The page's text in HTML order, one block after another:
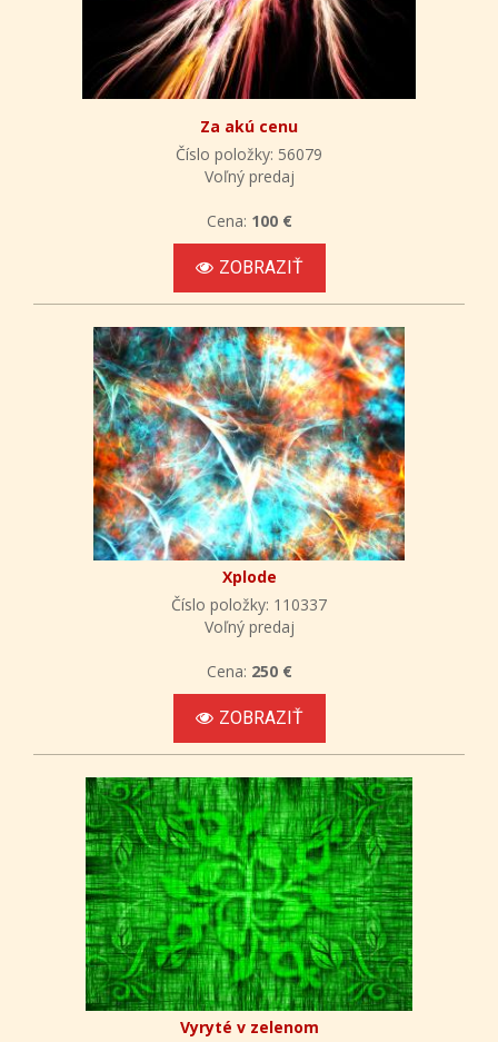
Za akú cenu
Číslo položky: 56079
Voľný predaj
Cena: 100 €
ZOBRAZIŤ
Xplode
Číslo položky: 110337
Voľný predaj
Cena: 250 €
ZOBRAZIŤ
Vyryté v zelenom